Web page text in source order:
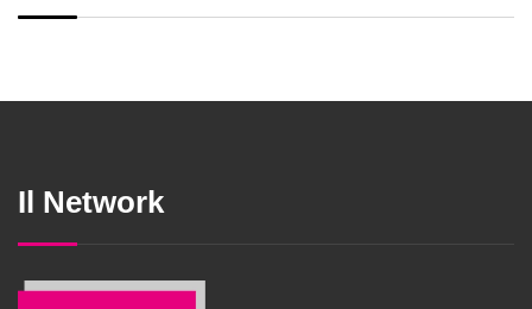
Il Network